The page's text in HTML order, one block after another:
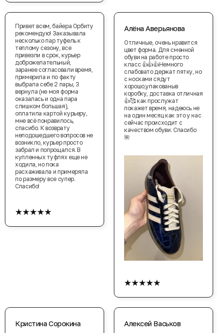
Привет всем, байера Орбиту
рекомендую! Заказывала
несколько пар туфель к
теплому сезону, все
привезли в срок, курьер
доброжелательный,
заранее согласовали время,
примерила и по факту
выбрала себе 2 пары, 3
вернула (не моя форма
оказалась и одна пара
слишком большая),
оплатила картой курьеру,
мне всё понравилось,
спасибо. К возврату
неподошедшего вопросов не
возникло, курьер просто
забрал и попрощался. В
купленных туфлях еще не
ходила, но пока
расхаживала и примеряла
по размеру все супер.
Спасибо!
★★★★★
Алёна Аверьянова
Отличные, очень нравится
цвет форма. Для сменной
обуви на работе просто
класс 👍👍👍Немного
слабовато держат пятку, но
с носками сядут
хорошо,упакованыв
коробку, доставка отличная
👍🥰 как прослужат
покажет время, надеюсь не
на один месяц как это у нас
сейчас происходит с
качеством обуви. Спасибо
🌺
★★★★★
Кристина Сорокина Алексей Васьков